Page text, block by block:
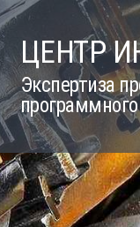
ЦЕНТР
Экспертиза
программного